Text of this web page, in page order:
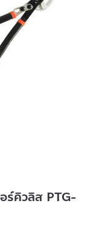
ร์คิวลิส PTG-